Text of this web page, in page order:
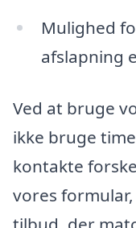
Mulighed
afslapning
Ved at bruge
ikke bruge
kontakte
vores